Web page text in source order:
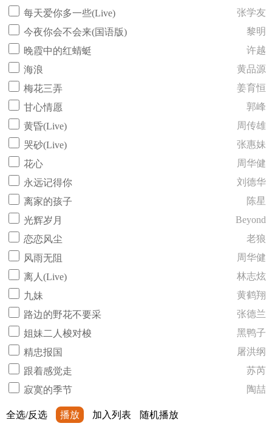
每天爱你多一些(Live)
张学友
今夜你会不会来(国语版)
黎明
晚霞中的红蜻蜓
许越
海浪
黄品源
梅花三弄
姜育恒
甘心情愿
郭峰
黄昏(Live)
周传雄
哭砂(Live)
张惠妹
花心
周华健
永远记得你
刘德华
离家的孩子
陈星
光辉岁月
Beyond
恋恋风尘
老狼
风雨无阻
周华健
离人(Live)
林志炫
九妹
黄鹤翔
路边的野花不要采
张德兰
姐妹二人梭对梭
黑鸭子
精忠报国
屠洪纲
跟着感觉走
苏芮
寂寞的季节
陶喆
全选/反选 播放 加入列表 随机播放